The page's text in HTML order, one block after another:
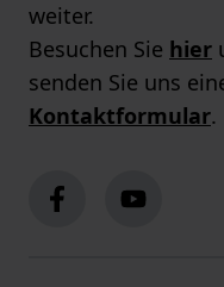
weiter.
Besuchen Sie hier
senden Sie uns
Kontaktformular.